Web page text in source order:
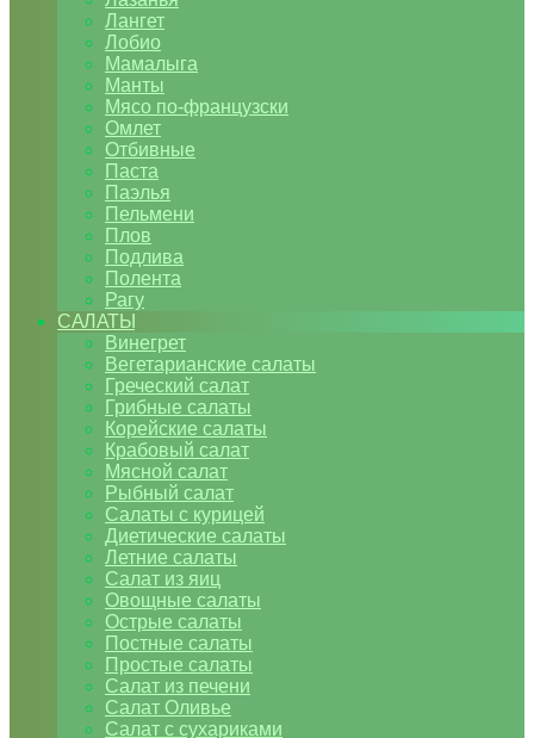
Лангет
Лобио
Мамалыга
Манты
Мясо по-французски
Омлет
Отбивные
Паста
Паэлья
Пельмени
Плов
Подлива
Полента
Рагу
САЛАТЫ
Винегрет
Вегетарианские салаты
Греческий салат
Грибные салаты
Корейские салаты
Крабовый салат
Мясной салат
Рыбный салат
Салаты с курицей
Диетические салаты
Летние салаты
Салат из яиц
Овощные салаты
Острые салаты
Постные салаты
Простые салаты
Салат из печени
Салат Оливье
Салат с сухариками